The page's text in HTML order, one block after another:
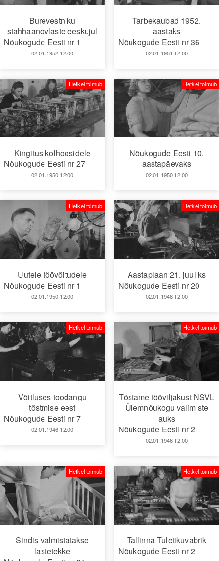
Burevestniku
stahhaanovlaste eeskujul
Nõukogude Eesti nr 1
02.01.1952 12:00
Tarbekaubad 1952.
aastaks
Nõukogude Eesti nr 36
02.01.1951 12:00
Kingitus kolhoosidele
Nõukogude Eesti nr 27
02.01.1950 12:00
Hetkel toimub
Nõukogude Eesti 10.
aastapäevaks
02.01.1950 12:00
Hetkel toimub
Uutele töövõitudele
Nõukogude Eesti nr 1
02.01.1950 12:00
Hetkel toimub
Aastaplaan 21. juuliks
Nõukogude Eesti nr 20
02.01.1948 12:00
Hetkel toimub
Võitluses toodangu
tõstmise eest
Nõukogude Eesti nr 7
02.01.1946 12:00
Hetkel toimub
Tõstame tööviljakust NSVL
Ülemnõukogu valimiste
auks
Nõukogude Eesti nr 2
02.01.1946 12:00
Hetkel toimub
Sindis valmistatakse
lastetekke
Hetkel toimub
Tallinna Tuletikuvabrik
Nõukogude Eesti nr 2
Hetkel toimub